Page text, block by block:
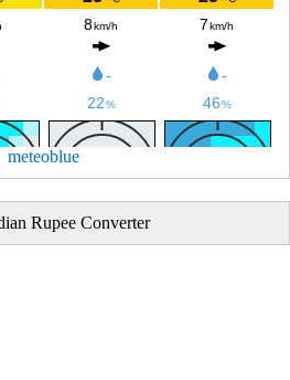
meteoblue
Indian Rupee Converter